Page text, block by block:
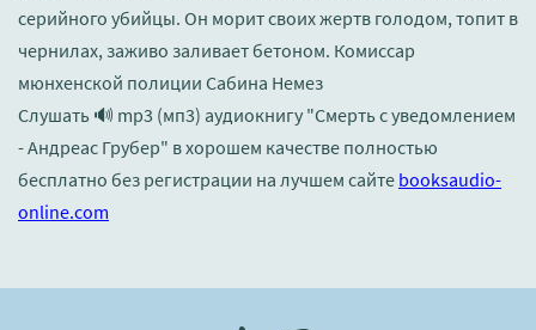
серийного убийцы. Он морит своих жертв голодом, топит в
чернилах, заживо заливает бетоном. Комиссар
мюнхенской полиции Сабина Немез
Слушать 🔊 mp3 (мп3) аудиокнигу "Смерть с уведомлением
- Андреас Грубер" в хорошем качестве полностью
бесплатно без регистрации на лучшем сайте booksaudio-
online.com